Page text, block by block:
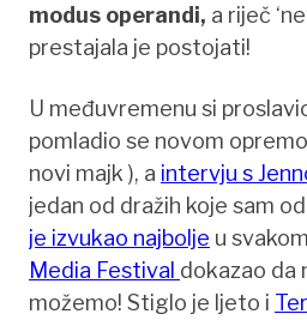
modus operandi, a riječ
prestajala je postojati!
U međuvremenu si
pomladio se novom
novi majk ), a intervju s
jedan od dražih koje sam
je izvukao najbolje u
Media Festival dokazao da
možemo! Stiglo je ljeto i